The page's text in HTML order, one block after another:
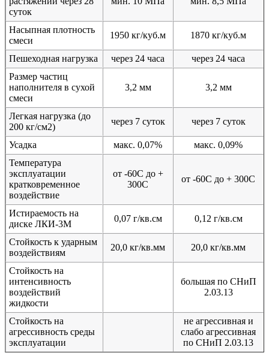
суток
Насыпная плотность
смеси
1950 кг/куб.м 1870 кг/куб.м
Пешеходная нагрузка через 24 часа
через 24 часа
Размер частиц
наполнителя в сухой
смеси
3,2 мм 3,2 мм
Легкая нагрузка (до
200 кг/см2)
через 7 суток через 7 суток
Усадка макс. 0,07%
макс. 0,09%
Температура
эксплуатации
кратковременное
воздействие
от -60С до +
300С
от -60С до + 300С
Истираемость на
диске ЛКИ-3М
0,07 г/кв.см 0,12 г/кв.см
Стойкость к ударным
воздействиям
20,0 кг/кв.мм 20,0 кг/кв.мм
Стойкость на
интенсивность
воздействий
жидкости
большая по СНиП
2.03.13
Стойкость на
агрессивность среды
эксплуатации
не агрессивная и
слабо агрессивная
по СНиП 2.03.13